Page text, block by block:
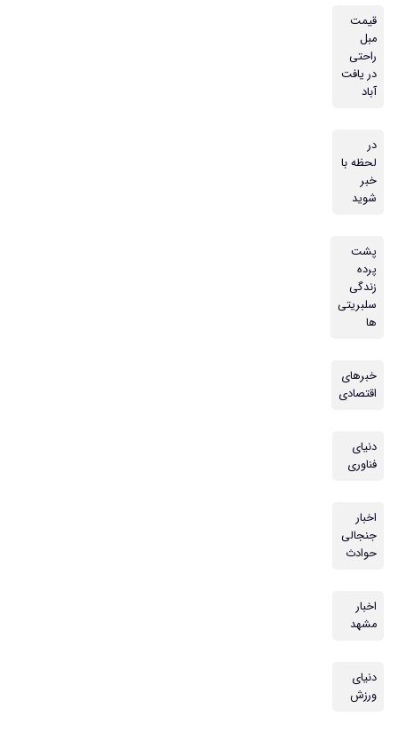
قیمت
مبل
راحتی
در یافت
آباد
در
لحظه با
خبر
شوید
پشت
پرده
زندگی
سلبریتی
ها
خبرهای
اقتصادی
دنیای
فناوری
اخبار
جنجالی
حوادث
اخبار
مشهد
دنیای
ورزش